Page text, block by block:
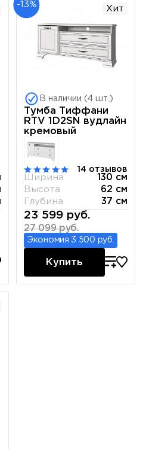
-13% Хит
В наличии (4 шт.)
Тумба Тиффани
RTV 1D2SN вудлайн
кремовый
14 отзывов
Ширина
130 см
Высота
62 см
Глубина
37 см
23 599 руб.
27 099 руб.
Экономия 3 500 руб.
Купить